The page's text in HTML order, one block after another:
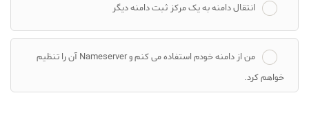
انتقال دامنه به یک مرکز ثبت دامنه دیگر
من از دامنه خودم استفاده می کنم و Nameserver آن را تنظیم
خواهم کرد.